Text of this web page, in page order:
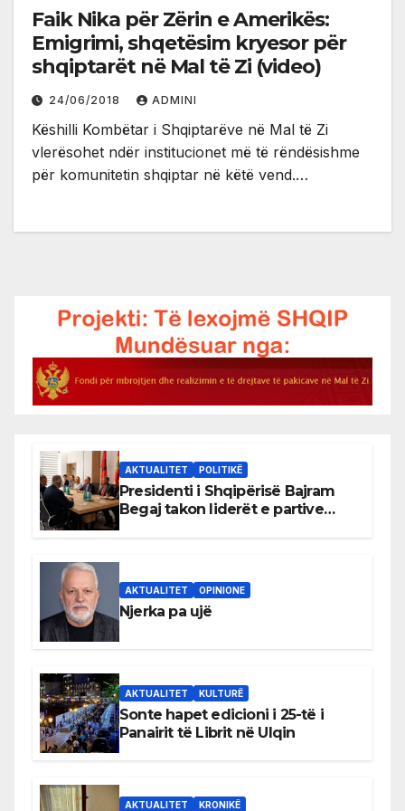
Faik Nika për Zërin e Amerikës:
Emigrimi, shqetësim kryesor për
shqiptarët në Mal të Zi (video)
24/06/2018 ADMINI
Këshilli Kombëtar i Shqiptarëve në Mal të Zi
vlerësohet ndër institucionet më të rëndësishme
për komunitetin shqiptar në këtë vend.…
AKTUALITET POLITIKË
Presidenti i Shqipërisë Bajram
Begaj takon liderët e partive
AKTUALITET OPINIONE
Njerka pa ujë
AKTUALITET KULTURË
Sonte hapet edicioni i 25-të i
Panairit të Librit në Ulqin
AKTUALITET KRONIKË